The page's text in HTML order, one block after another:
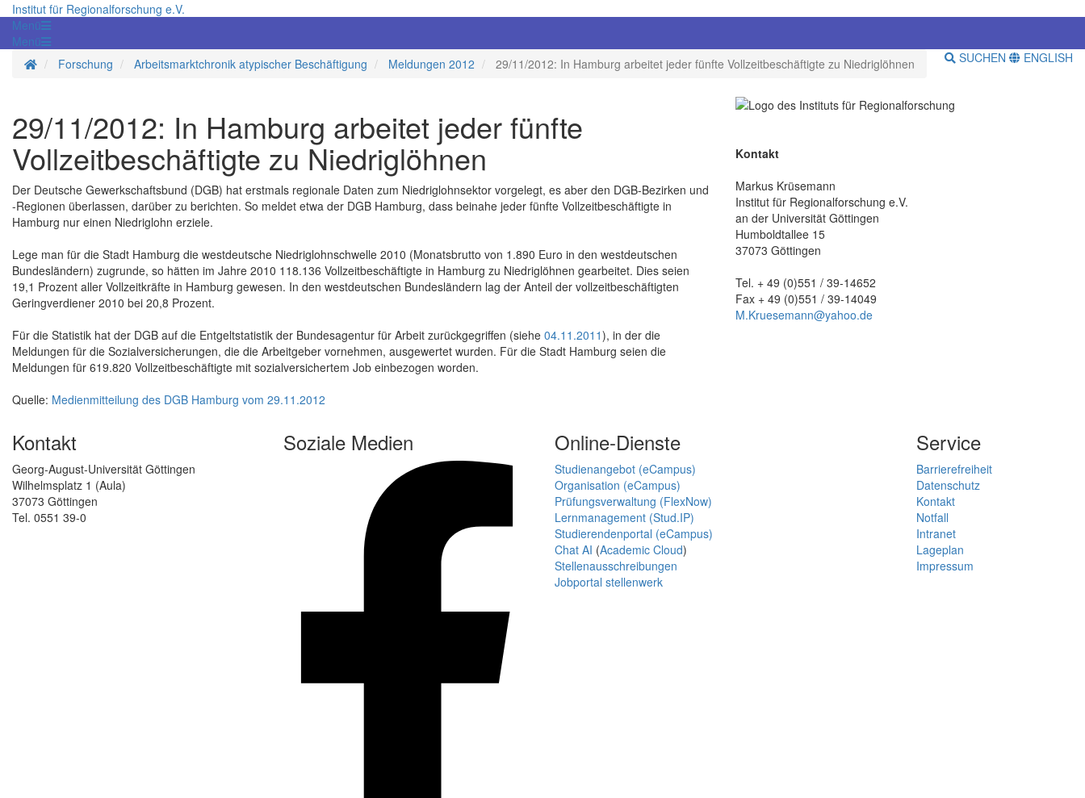
Institut für Regionalforschung e.V.
Menü
Menü
StartseiteForschung Arbeitsmarktchronik atypischer Beschäftigung Meldungen 2012 29/11/2012: In Hamburg arbeitet jeder fünfte Vollzeitbeschäftigte zu Niedriglöhnen SUCHEN ENGLISH
29/11/2012: In Hamburg arbeitet jeder fünfte
Vollzeitbeschäftigte zu Niedriglöhnen
Der Deutsche Gewerkschaftsbund (DGB) hat erstmals regionale Daten zum Niedriglohnsektor vorgelegt, es aber den DGB-Bezirken und
-Regionen überlassen, darüber zu berichten. So meldet etwa der DGB Hamburg, dass beinahe jeder fünfte Vollzeitbeschäftigte in
Hamburg nur einen Niedriglohn erziele.
Lege man für die Stadt Hamburg die westdeutsche Niedriglohnschwelle 2010 (Monatsbrutto von 1.890 Euro in den westdeutschen
Bundesländern) zugrunde, so hätten im Jahre 2010 118.136 Vollzeitbeschäftigte in Hamburg zu Niedriglöhnen gearbeitet. Dies seien
19,1 Prozent aller Vollzeitkräfte in Hamburg gewesen. In den westdeutschen Bundesländern lag der Anteil der vollzeitbeschäftigten
Geringverdiener 2010 bei 20,8 Prozent.
Für die Statistik hat der DGB auf die Entgeltstatistik der Bundesagentur für Arbeit zurückgegriffen (siehe 04.11.2011), in der die
Meldungen für die Sozialversicherungen, die die Arbeitgeber vornehmen, ausgewertet wurden. Für die Stadt Hamburg seien die
Meldungen für 619.820 Vollzeitbeschäftigte mit sozialversichertem Job einbezogen worden.
Quelle: Medienmitteilung des DGB Hamburg vom 29.11.2012
Kontakt
Markus Krüsemann
Institut für Regionalforschung e.V.
an der Universität Göttingen
Humboldtallee 15
37073 Göttingen
Tel. + 49 (0)551 / 39-14652
Fax + 49 (0)551 / 39-14049
M.Kruesemann@yahoo.de
Kontakt
Georg-August-Universität Göttingen
Wilhelmsplatz 1 (Aula)
37073 Göttingen
Tel. 0551 39-0
Soziale Medien Online-Dienste
Studienangebot (eCampus)
Organisation (eCampus)
Prüfungsverwaltung (FlexNow)
Lernmanagement (Stud.IP)
Studierendenportal (eCampus)
Chat AI (Academic Cloud)
Stellenausschreibungen
Jobportal stellenwerk
Service
Barrierefreiheit
Datenschutz
Kontakt
Notfall
Intranet
Lageplan
Impressum